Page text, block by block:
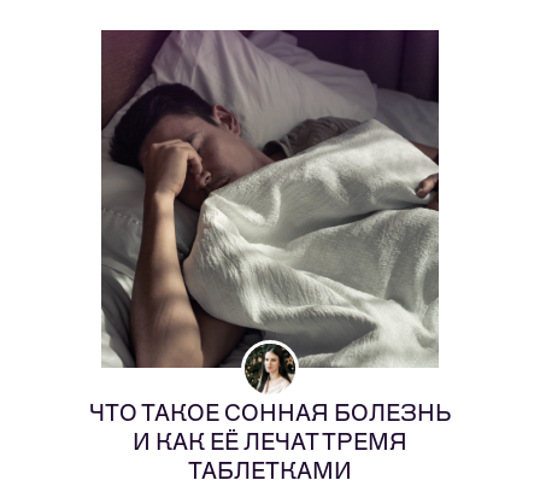
ЧТО ТАКОЕ СОННАЯ БОЛЕЗНЬ
И КАК ЕЁ ЛЕЧАТ ТРЕМЯ
ТАБЛЕТКАМИ